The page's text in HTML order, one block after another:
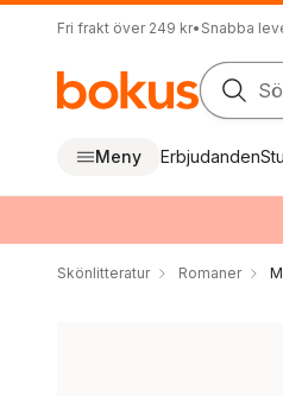
Fri frakt över 249 kr• Snabba
Meny Erbjudanden
Skönlitteratur Romaner